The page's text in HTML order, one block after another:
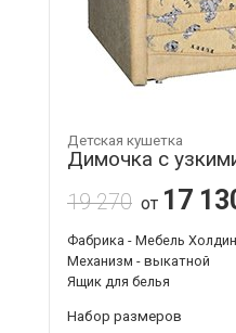
Детская кушетка
Димочка с
19 270 от 17
Фабрика - Мебель
Механизм - выкатной
Ящик для белья
Набор размеров